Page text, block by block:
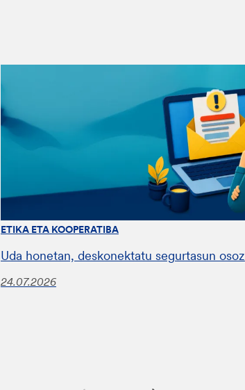
ETIKA ETA KOOPERATIBA
Uda honetan, deskonektatu segurtasun osoz
24.07.2026